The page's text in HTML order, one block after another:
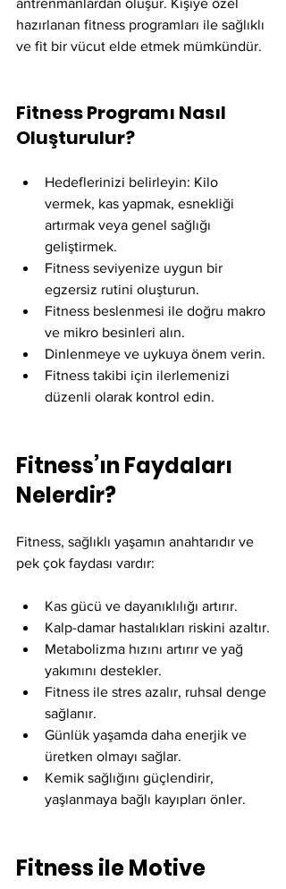
antrenmanlardan oluşur. Kişiye özel
hazırlanan fitness programları ile sağlıklı
ve fit bir vücut elde etmek mümkündür.
Fitness Programı Nasıl
Oluşturulur?
Hedeflerinizi belirleyin: Kilo
vermek, kas yapmak, esnekliği
artırmak veya genel sağlığı
geliştirmek.
Fitness seviyenize uygun bir
egzersiz rutini oluşturun.
Fitness beslenmesi ile doğru makro
ve mikro besinleri alın.
Dinlenmeye ve uykuya önem verin.
Fitness takibi için ilerlemenizi
düzenli olarak kontrol edin.
Fitness’ın Faydaları
Nelerdir?
Fitness, sağlıklı yaşamın anahtarıdır ve
pek çok faydası vardır:
Kas gücü ve dayanıklılığı artırır.
Kalp-damar hastalıkları riskini azaltır.
Metabolizma hızını artırır ve yağ
yakımını destekler.
Fitness ile stres azalır, ruhsal denge
sağlanır.
Günlük yaşamda daha enerjik ve
üretken olmayı sağlar.
Kemik sağlığını güçlendirir,
yaşlanmaya bağlı kayıpları önler.
Fitness ile Motive